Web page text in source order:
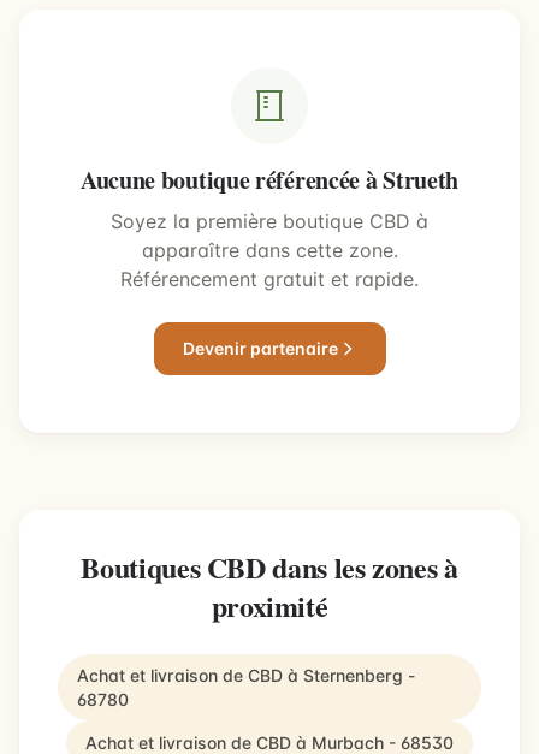
Aucune boutique référencée à Strueth
Soyez la première boutique CBD à
apparaître dans cette zone.
Référencement gratuit et rapide.
Devenir partenaire
Boutiques CBD dans les zones à
proximité
Achat et livraison de CBD à Sternenberg -
68780
Achat et livraison de CBD à Murbach - 68530